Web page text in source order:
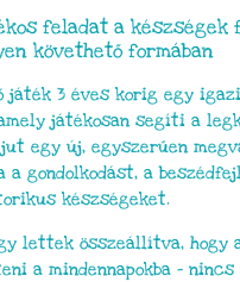
feladat a készségek
követhető formában
játék 3 éves korig egy
játékosan segíti a
jut egy új, egyszerűen
a gondolkodást, a
készségeket.
lettek összeállítva, hogy
a mindennapokba – nincs